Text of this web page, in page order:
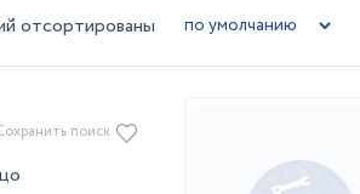
отсортированы
поиск